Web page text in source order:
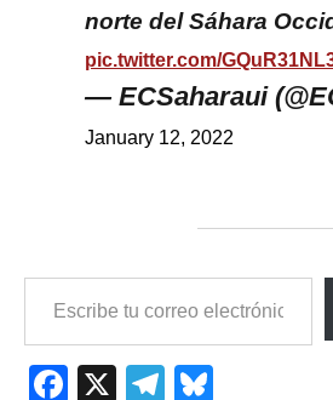
norte del Sáhara
pic.twitter.com/
— ECSaharaui
January 12, 2022
Facebook
X Telegram